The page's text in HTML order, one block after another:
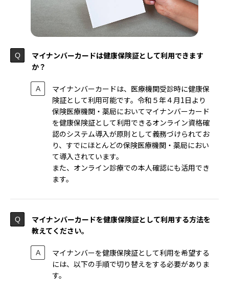
マイナンバーカードは健康保険証として利用できます
か？
マイナンバーカードは、医療機関受診時に健康保
険証として利用可能です。令和５年４月1日より
保険医療機関・薬局においてマイナンバーカード
を健康保険証として利用できるオンライン資格確
認のシステム導入が原則として義務づけられてお
り、すでにほとんどの保険医療機関・薬局におい
て導入されています。
また、オンライン診療での本人確認にも活用でき
ます。
マイナンバーカードを健康保険証として利用する方法を
教えてください。
マイナンバーを健康保険証として利用を希望する
には、以下の手順で切り替えをする必要がありま
す。